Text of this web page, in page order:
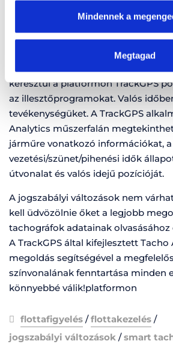
Mindennek a
Megtagad
A tachográfban használt
keresztül a platformon TrackGPS
az illesztőprogramokat. Valós
tevékenységüket. A TrackGPS
Analytics műszerfalán
járműre vonatkozó információkat, a
vezetési/szünet/pihenési idők
útvonalat és valós idejű pozícióját.
A jogszabályi változások nem
kell üdvözölnie őket a legjobb
tachográfok adatainak olvasásához
A TrackGPS által kifejlesztett Tacho
megoldás segítségével a
színvonalának fenntartása minden
könnyebbé válik!platformon
flottafigyelés /flottakezelés /
jogszabályi változások /smart